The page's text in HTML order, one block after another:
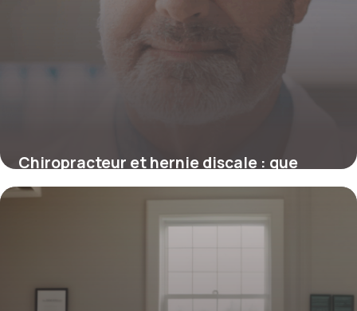
Chiropracteur et hernie discale : que
disent les avis et la science ?